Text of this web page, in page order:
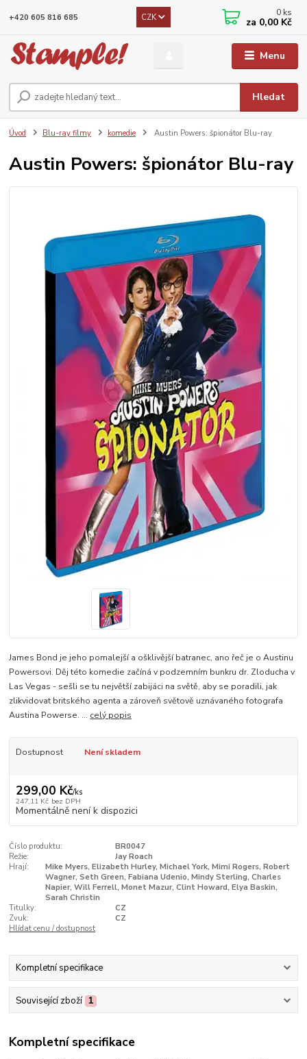
Menu
CZK
Hledat
+420 605 816 685 0 ks
za 0,00 Kč
Úvod Blu-ray filmy komedie Austin Powers: špionátor Blu-ray
Austin Powers: špionátor Blu-ray
James Bond je jeho pomalejší a ošklivější batranec, ano řeč je o Austinu
Powersovi. Děj této komedie začíná v podzemním bunkru dr. Zloducha v
Las Vegas - sešli se tu největší zabijáci na světě, aby se poradili, jak
zlikvidovat britského agenta a zároveň světově uznávaného fotografa
Austina Powerse. ... celý popis
Dostupnost Není skladem
299,00 Kč/ks
247,11 Kč bez DPH
Momentálně není k dispozici
Číslo produktu:
BR0047
Režie:
Jay Roach
Hrají:
Mike Myers, Elizabeth Hurley, Michael York, Mimi Rogers, Robert
Wagner, Seth Green, Fabiana Udenio, Mindy Sterling, Charles
Napier, Will Ferrell, Monet Mazur, Clint Howard, Elya Baskin,
Sarah Christin
Titulky:
CZ
Zvuk:
CZ
Hlídat cenu / dostupnost
Kompletní specifikace
Související zboží 1
Kompletní specifikace